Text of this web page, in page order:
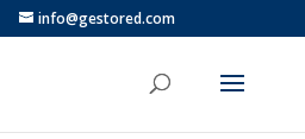
info@gestored.com